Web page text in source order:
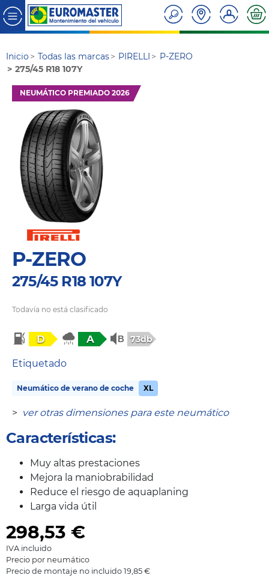
Inicio Todas las marcas PIRELLI
P-ZERO
275/45 R18 107Y
NEUMÁTICO PREMIADO 2026
P-ZERO
275/45 R18 107Y
Todavía no está clasificado
D A 73db
Etiquetado
Neumático de verano de coche XL
> ver otras dimensiones para este neumático
Características:
Muy altas prestaciones
Mejora la maniobrabilidad
Reduce el riesgo de aquaplaning
Larga vida útil
298,53 €
IVA incluido
Precio por neumático
Precio de montaje no incluido 19,85 €